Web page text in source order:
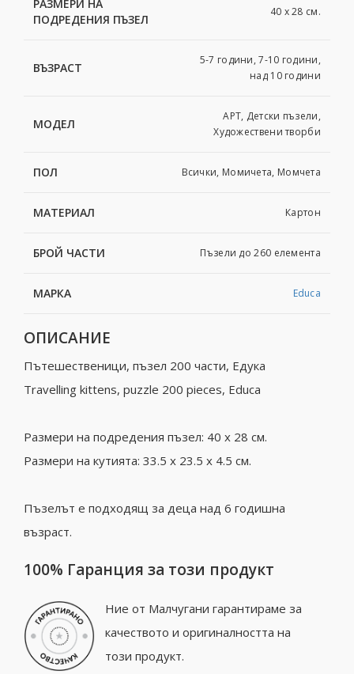
РАЗМЕРИ НА
ПОДРЕДЕНИЯ ПЪЗЕЛ
40 х 28 см.
ВЪЗРАСТ
5-7 години, 7-10 години,
над 10 години
МОДЕЛ
АРТ, Детски пъзели,
Художествени творби
ПОЛ Всички, Момичета, Момчета
МАТЕРИАЛ Картoн
БРОЙ ЧАСТИ Пъзели до 260 елемента
МАРКА Educa
ОПИСАНИЕ
Пътешественици, пъзел 200 части, Едука
Travelling kittens, puzzle 200 pieces, Educа
Размери на подредения пъзел: 40 x 28 см.
Размери на кутията: 33.5 x 23.5 x 4.5 см.
Пъзелът е подходящ за деца над 6 годишна
възраст.
100% Гаранция за този продукт
Ние от Малчугани гарантираме за
качеството и оригиналността на
този продукт.